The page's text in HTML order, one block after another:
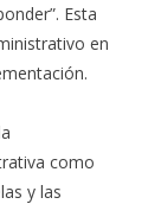
Esta
en
como
y las